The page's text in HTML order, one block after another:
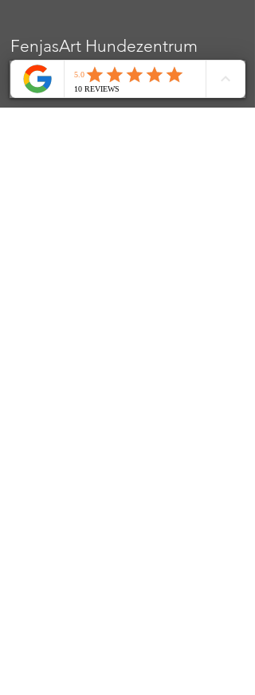
FenjasArt Hundezentrum
Fenja Teuber | Stolkerfelder Straße 24 | 24890 Stolk
Mobil: 0152 / 319 685 97
E-Mail:info@fenjasart.de|